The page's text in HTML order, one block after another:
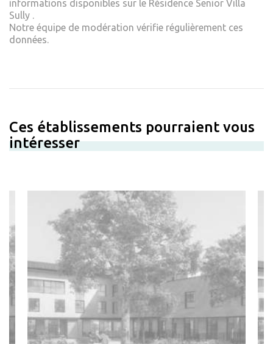
informations disponibles sur le Résidence Senior Villa
Sully .
Notre équipe de modération vérifie régulièrement ces
données.
Ces établissements pourraient vous
intéresser